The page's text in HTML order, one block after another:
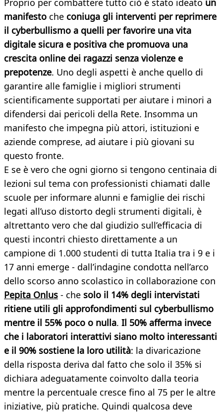
Proprio per combattere tutto ciò è stato ideato un
manifesto che coniuga gli interventi per reprimere
il cyberbullismo a quelli per favorire una vita
digitale sicura e positiva che promuova una
crescita online dei ragazzi senza violenze e
prepotenze. Uno degli aspetti è anche quello di
garantire alle famiglie i migliori strumenti
scientificamente supportati per aiutare i minori a
difendersi dai pericoli della Rete. Insomma un
manifesto che impegna più attori, istituzioni e
aziende comprese, ad aiutare i più giovani su
questo fronte.
E se è vero che ogni giorno si tengono centinaia di
lezioni sul tema con professionisti chiamati dalle
scuole per informare alunni e famiglie dei rischi
legati all’uso distorto degli strumenti digitali, è
altrettanto vero che dal giudizio sull’efficacia di
questi incontri chiesto direttamente a un
campione di 1.000 studenti di tutta Italia tra i 9 e i
17 anni emerge - dall’indagine condotta nell’arco
dello scorso anno scolastico in collaborazione con
Pepita Onlus - che solo il 14% degli intervistati
ritiene utili gli approfondimenti sul cyberbullismo
mentre il 55% poco o nulla. Il 50% afferma invece
che i laboratori interattivi siano molto interessanti
e il 90% sostiene la loro utilità: la divaricazione
della risposta deriva dal fatto che solo il 35% si
dichiara adeguatamente coinvolto dalla teoria
mentre la percentuale cresce fino al 75 per le altre
iniziative, più pratiche. Quindi qualcosa deve